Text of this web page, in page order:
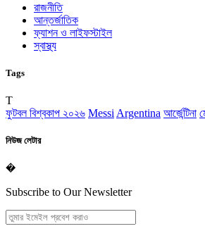
রাজনীতি
আন্তর্জাতিক
ফ্যাশন ও লাইফস্টাইল
স্বাস্থ্য
Tags
T
ফুটবল বিশ্বকাপ ২০২৬ Messi Argentina আর্জেন্টিনা
নিউজ লেটার
�
Subscribe to Our Newsletter